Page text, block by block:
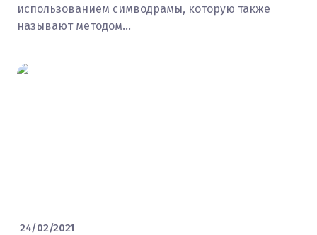
использованием симводрамы, которую также
называют методом…
24/02/2021